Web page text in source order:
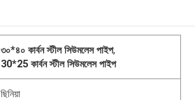
৩০*৪০ কার্বন স্টীল সিউমলেস পাইপ,
30*25 কার্বন স্টীল সিউমলেস পাইপ
ছিনিয়া